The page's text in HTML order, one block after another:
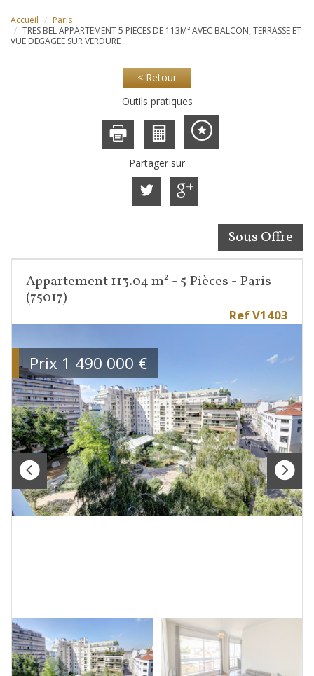
Accueil
Paris
TRES BEL APPARTEMENT 5 PIECES DE 113M² AVEC BALCON, TERRASSE ET
VUE DEGAGEE SUR VERDURE
< Retour
Outils pratiques
Partager sur
Sous Offre
Appartement 113.04 m² - 5 Pièces - Paris
(75017)
Ref V1403
Prix 1 490 000 €